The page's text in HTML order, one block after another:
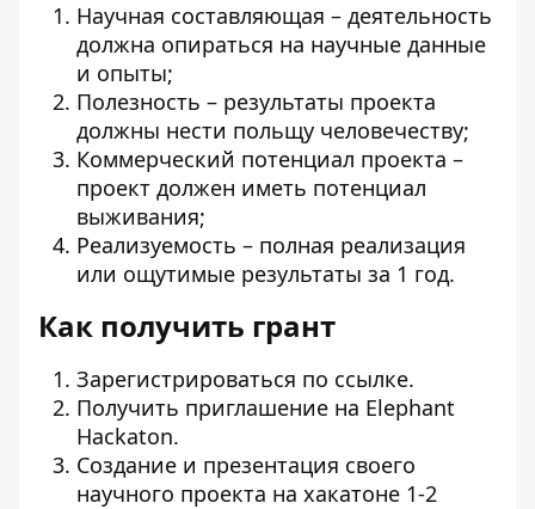
Научная составляющая – деятельность
должна опираться на научные данные
и опыты;
Полезность – результаты проекта
должны нести польщу человечеству;
Коммерческий потенциал проекта –
проект должен иметь потенциал
выживания;
Реализуемость – полная реализация
или ощутимые результаты за 1 год.
Как получить грант
Зарегистрироваться по ссылке.
Получить приглашение на Elephant
Hackaton.
Создание и презентация своего
научного проекта на хакатоне 1-2